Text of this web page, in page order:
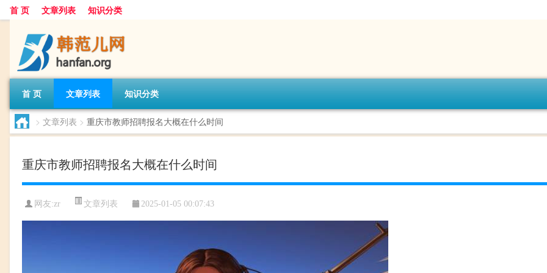
首 页 文章列表 知识分类
首 页 文章列表 知识分类
> 文章列表 > 重庆市教师招聘报名大概在什么时间
重庆市教师招聘报名大概在什么时间
网友:zr 文章列表 2025-01-05 00:07:43